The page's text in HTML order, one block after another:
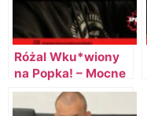
Różal Wku*wiony
na Popka! – Mocne
słowa w stronę
Rapera!